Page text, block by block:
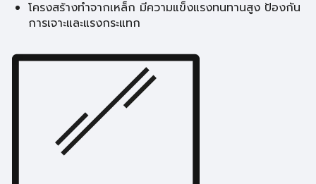
โครงสร้างทำจากเหล็ก มีความแข็งแรงทนทานสูง ป้องกัน
การเจาะและแรงกระแทก